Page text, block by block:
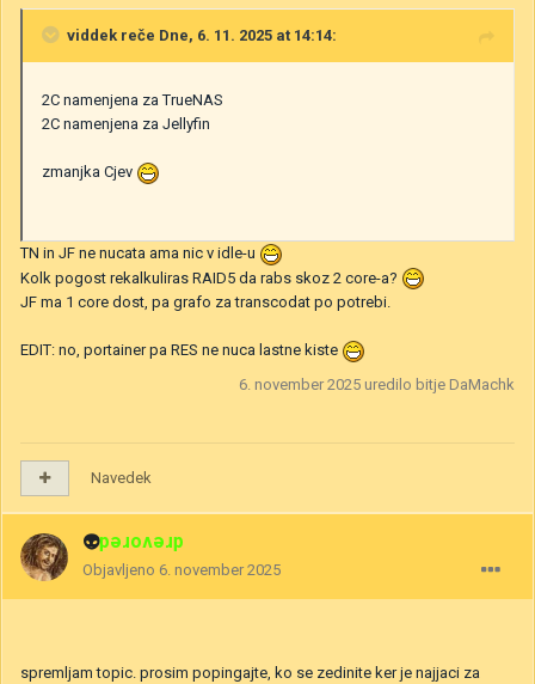
viddek reče Dne, 6. 11. 2025 at 14:14:
2C namenjena za TrueNAS
2C namenjena za Jellyfin
zmanjka Cjev
TN in JF ne nucata ama nic v idle-u
Kolk pogost rekalkuliras RAID5 da rabs skoz 2 core-a?
JF ma 1 core dost, pa grafo za transcodat po potrebi.
EDIT: no, portainer pa RES ne nuca lastne kiste
6. november 2025 uredilo bitje DaMachk
Navedek
👽drevored
Objavljeno 6. november 2025
spremljam topic. prosim popingajte, ko se zedinite ker je najjaci za